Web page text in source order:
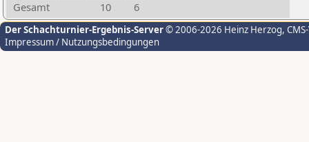
Gesamt
10 6
Der Schachturnier-Ergebnis-Server© 2006-2026 Heinz Herzog,
Impressum / Nutzungsbedingungen